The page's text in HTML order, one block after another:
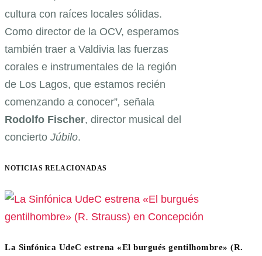
cultura con raíces locales sólidas.
Como director de la OCV, esperamos
también traer a Valdivia las fuerzas
corales e instrumentales de la región
de Los Lagos, que estamos recién
comenzando a conocer”, señala
Rodolfo Fischer, director musical del
concierto Júbilo.
NOTICIAS RELACIONADAS
La Sinfónica UdeC estrena «El burgués gentilhombre» (R.